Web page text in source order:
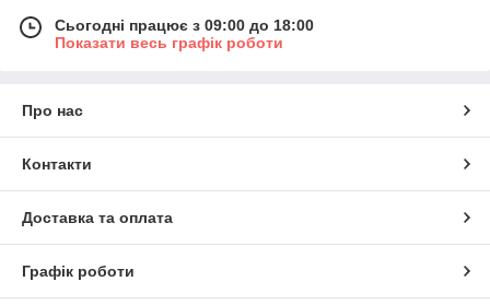
Сьогодні працює з 09:00 до 18:00
Показати весь графік роботи
Про нас
Контакти
Доставка та оплата
Графік роботи